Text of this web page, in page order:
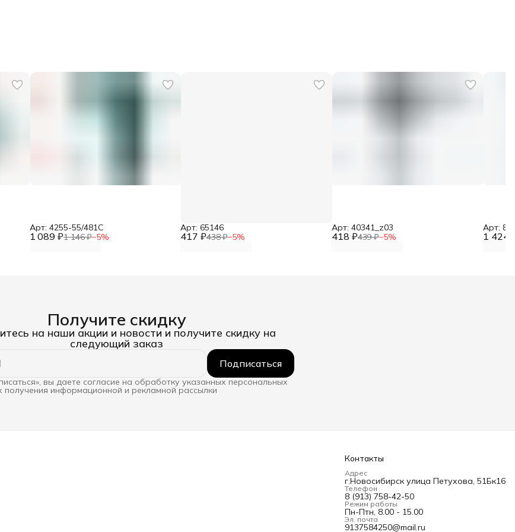
1 089 ₽1 146 ₽−5%
Арт: 4255-55/481C
417 ₽438 ₽−5%
Арт: 65146
418 ₽439 ₽−5%
Арт: 40341_z03
1 424
Арт: 8-
Получите скидку
на наши акции и новости и получите скидку на
следующий заказ
Подписаться
вы даете согласие на обработку указанных персональных
получения информационной и рекламной рассылки
Контакты
Адрес
г.Новосибирск улица Петухова, 51Бк16
Телефон
8 (913) 758-42-50
Режим работы
Пн-Птн, 8.00 - 15.00
Эл. почта
9137584250@mail.ru